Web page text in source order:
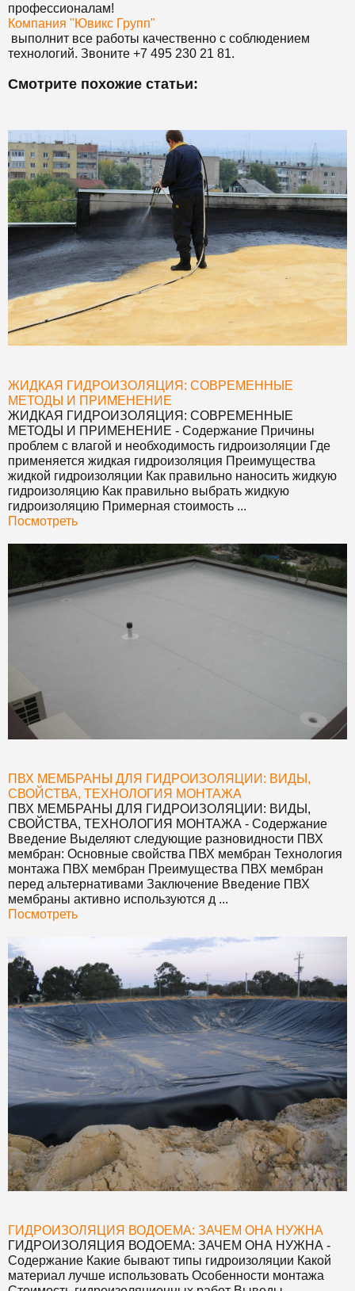
профессионалам!
Компания "Ювикс Групп"
выполнит все работы качественно с соблюдением
технологий. Звоните +7 495 230 21 81.
Смотрите похожие статьи:
ЖИДКАЯ ГИДРОИЗОЛЯЦИЯ: СОВРЕМЕННЫЕ
МЕТОДЫ И ПРИМЕНЕНИЕ
ЖИДКАЯ ГИДРОИЗОЛЯЦИЯ: СОВРЕМЕННЫЕ
МЕТОДЫ И ПРИМЕНЕНИЕ - Содержание Причины
проблем с влагой и необходимость гидроизоляции Где
применяется жидкая гидроизоляция Преимущества
жидкой гидроизоляции Как правильно наносить жидкую
гидроизоляцию Как правильно выбрать жидкую
гидроизоляцию Примерная стоимость ...
Посмотреть
ПВХ МЕМБРАНЫ ДЛЯ ГИДРОИЗОЛЯЦИИ: ВИДЫ,
СВОЙСТВА, ТЕХНОЛОГИЯ МОНТАЖА
ПВХ МЕМБРАНЫ ДЛЯ ГИДРОИЗОЛЯЦИИ: ВИДЫ,
СВОЙСТВА, ТЕХНОЛОГИЯ МОНТАЖА - Содержание
Введение Выделяют следующие разновидности ПВХ
мембран: Основные свойства ПВХ мембран Технология
монтажа ПВХ мембран Преимущества ПВХ мембран
перед альтернативами Заключение Введение ПВХ
мембраны активно используются д ...
Посмотреть
ГИДРОИЗОЛЯЦИЯ ВОДОЕМА: ЗАЧЕМ ОНА НУЖНА
ГИДРОИЗОЛЯЦИЯ ВОДОЕМА: ЗАЧЕМ ОНА НУЖНА -
Содержание Какие бывают типы гидроизоляции Какой
материал лучше использовать Особенности монтажа